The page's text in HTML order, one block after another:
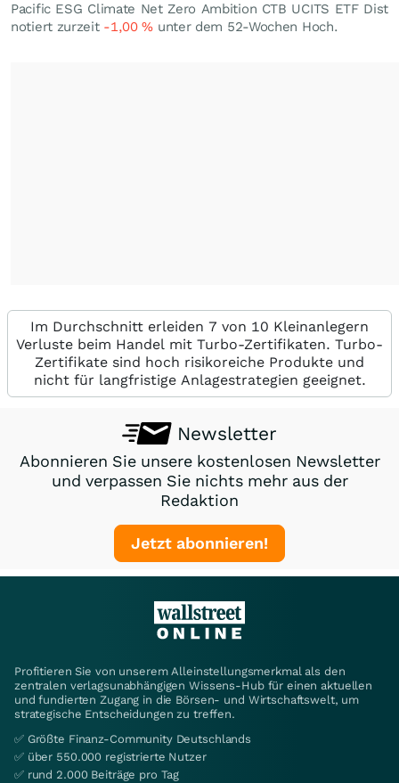
Pacific ESG Climate Net Zero Ambition CTB UCITS ETF Dist
notiert zurzeit -1,00% unter dem 52-Wochen Hoch.
Im Durchschnitt erleiden 7 von 10 Kleinanlegern
Verluste beim Handel mit Turbo-Zertifikaten. Turbo-
Zertifikate sind hoch risikoreiche Produkte und
nicht für langfristige Anlagestrategien geeignet.
Newsletter
Abonnieren Sie unsere kostenlosen Newsletter
und verpassen Sie nichts mehr aus der
Redaktion
Jetzt abonnieren!
Profitieren Sie von unserem Alleinstellungsmerkmal als den
zentralen verlagsunabhängigen Wissens-Hub für einen aktuellen
und fundierten Zugang in die Börsen- und Wirtschaftswelt, um
strategische Entscheidungen zu treffen.
✅ Größte Finanz-Community Deutschlands
✅ über 550.000 registrierte Nutzer
✅ rund 2.000 Beiträge pro Tag